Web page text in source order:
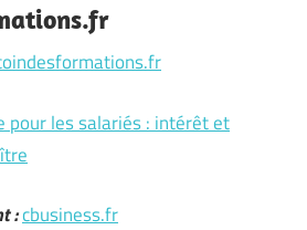
pour les salariés : intérêt et
:cbusiness.fr